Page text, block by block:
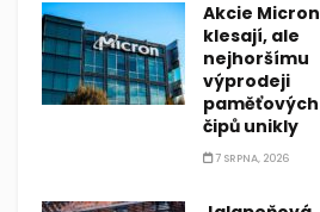
Akcie Micron
klesají, ale
nejhoršímu
výprodeji
paměťových
čipů unikly
7 SRPNA, 2026